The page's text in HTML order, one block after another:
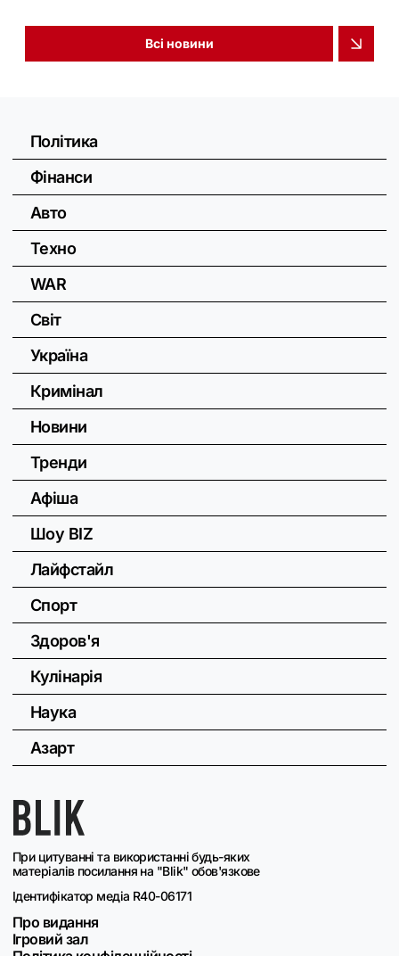
Всі новини
При цитуванні та використанні будь-яких
матеріалів посилання на "Blik" обов'язкове
Ідентифікатор медіа R40-06171
Про видання
Ігровий зал
Політика
Фінанси
Авто
Техно
WAR
Світ
Україна
Кримінал
Новини
Тренди
Афіша
Шоу BIZ
Лайфстайл
Спорт
Здоров'я
Кулінарія
Наука
Азарт